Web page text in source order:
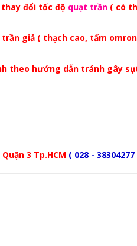
đổi tốc độ quạt trần( có
giả ( thạch cao, tấm
hướng dẫn tránh gây sụt
3 Tp.HCM ( 028 - 38304277